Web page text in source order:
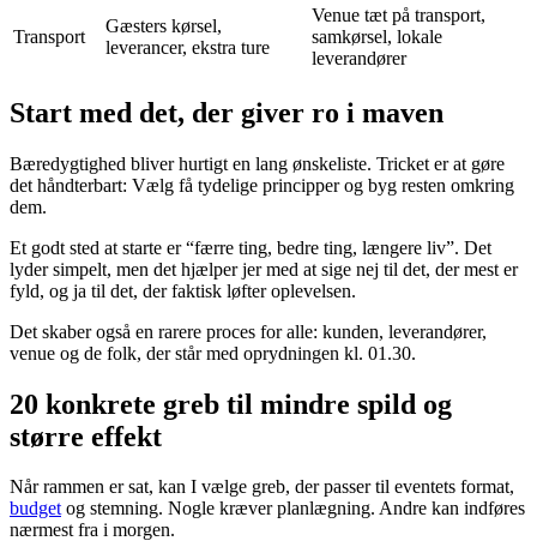
Transport
Gæsters kørsel,
leverancer, ekstra ture
Venue tæt på transport,
samkørsel, lokale
leverandører
Start med det, der giver ro i maven
Bæredygtighed bliver hurtigt en lang ønskeliste. Tricket er at gøre
det håndterbart: Vælg få tydelige principper og byg resten omkring
dem.
Et godt sted at starte er “færre ting, bedre ting, længere liv”. Det
lyder simpelt, men det hjælper jer med at sige nej til det, der mest er
fyld, og ja til det, der faktisk løfter oplevelsen.
Det skaber også en rarere proces for alle: kunden, leverandører,
venue og de folk, der står med oprydningen kl. 01.30.
20 konkrete greb til mindre spild og
større effekt
Når rammen er sat, kan I vælge greb, der passer til eventets format,
budgetog stemning. Nogle kræver planlægning. Andre kan indføres
nærmest fra i morgen.